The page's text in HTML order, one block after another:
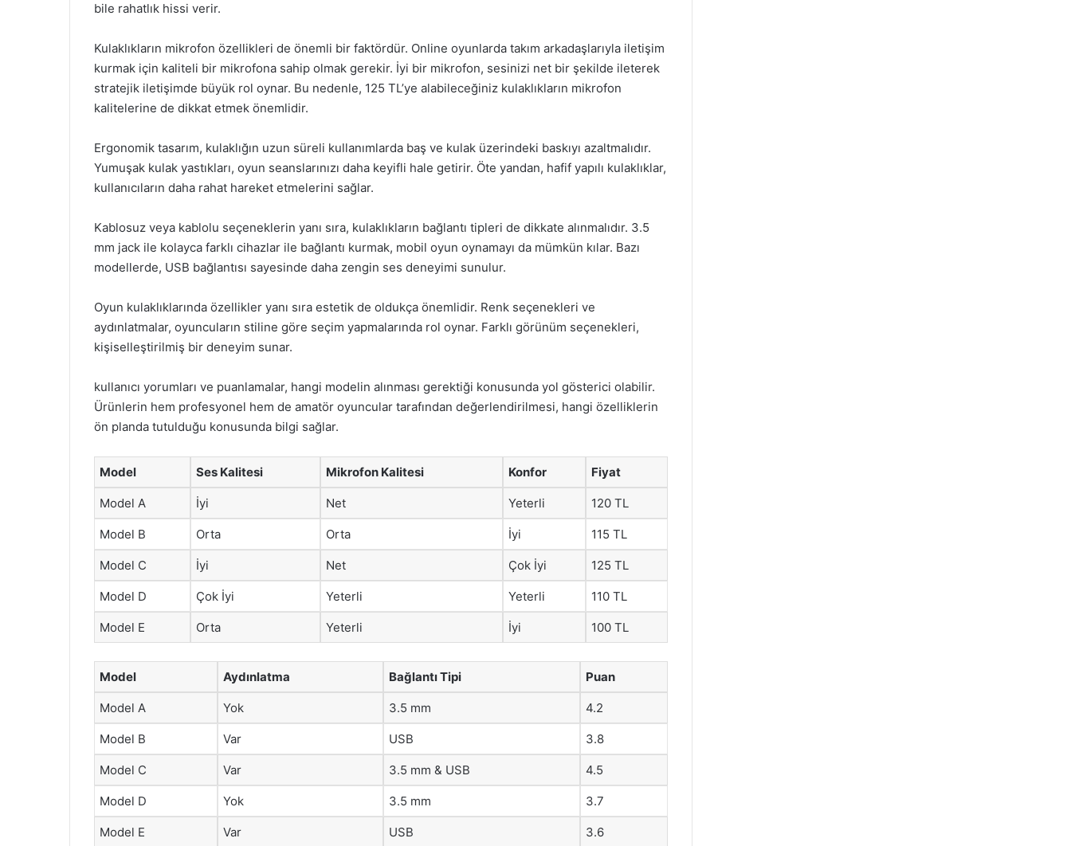
bile rahatlık hissi verir.
Kulaklıkların mikrofon özellikleri de önemli bir faktördür. Online oyunlarda takım arkadaşlarıyla iletişim
kurmak için kaliteli bir mikrofona sahip olmak gerekir. İyi bir mikrofon, sesinizi net bir şekilde ileterek
stratejik iletişimde büyük rol oynar. Bu nedenle, 125 TL’ye alabileceğiniz kulaklıkların mikrofon
kalitelerine de dikkat etmek önemlidir.
Ergonomik tasarım, kulaklığın uzun süreli kullanımlarda baş ve kulak üzerindeki baskıyı azaltmalıdır.
Yumuşak kulak yastıkları, oyun seanslarınızı daha keyifli hale getirir. Öte yandan, hafif yapılı kulaklıklar,
kullanıcıların daha rahat hareket etmelerini sağlar.
Kablosuz veya kablolu seçeneklerin yanı sıra, kulaklıkların bağlantı tipleri de dikkate alınmalıdır. 3.5
mm jack ile kolayca farklı cihazlar ile bağlantı kurmak, mobil oyun oynamayı da mümkün kılar. Bazı
modellerde, USB bağlantısı sayesinde daha zengin ses deneyimi sunulur.
Oyun kulaklıklarında özellikler yanı sıra estetik de oldukça önemlidir. Renk seçenekleri ve
aydınlatmalar, oyuncuların stiline göre seçim yapmalarında rol oynar. Farklı görünüm seçenekleri,
kişiselleştirilmiş bir deneyim sunar.
kullanıcı yorumları ve puanlamalar, hangi modelin alınması gerektiği konusunda yol gösterici olabilir.
Ürünlerin hem profesyonel hem de amatör oyuncular tarafından değerlendirilmesi, hangi özelliklerin
ön planda tutulduğu konusunda bilgi sağlar.
Model Ses Kalitesi Mikrofon Kalitesi Konfor Fiyat
Model A İyi Net Yeterli 120 TL
Model B Orta Orta İyi 115 TL
Model C İyi Net Çok İyi 125 TL
Model D Çok İyi Yeterli Yeterli 110 TL
Model E Orta Yeterli İyi 100 TL
Model Aydınlatma Bağlantı Tipi Puan
Model A Yok 3.5 mm 4.2
Model B Var USB 3.8
Model C Var 3.5 mm & USB 4.5
Model D Yok 3.5 mm 3.7
Model E Var USB 3.6